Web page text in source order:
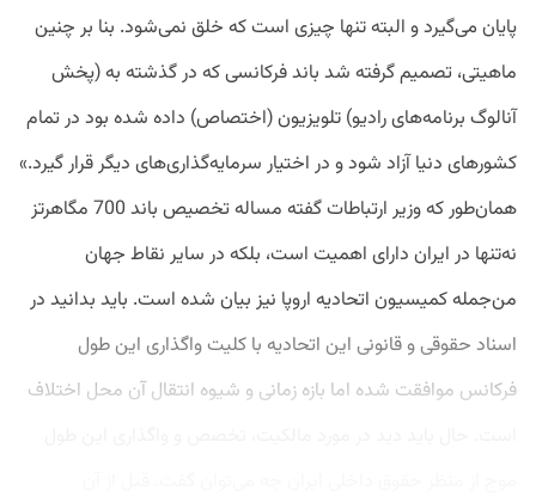
پایان می‌گیرد و البته تنها چیزی است که خلق نمی‌شود. بنا بر چنین
ماهیتی، تصمیم گرفته شد باند فرکانسی که در گذشته به (پخش
آنالوگ برنامه‌های رادیو) تلویزیون (اختصاص) داده شده بود در تمام
کشورهای دنیا آزاد شود و در اختیار سرمایه‌گذاری‌های دیگر قرار گیرد.»
همان‌طور که وزیر ارتباطات گفته مساله تخصیص باند 700 مگاهرتز
نه‌تنها در ایران دارای اهمیت است، بلکه در سایر نقاط جهان
من‌جمله کمیسیون اتحادیه اروپا نیز بیان شده است. باید بدانید در
اسناد حقوقی و قانونی این اتحادیه با کلیت واگذاری این طول
فرکانس موافقت شده اما بازه زمانی و شیوه انتقال آن محل اختلاف